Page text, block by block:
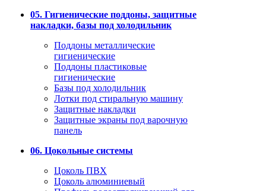
05. Гигиенические поддоны, защитные
накладки, базы под холодильник
Поддоны металлические
гигиенические
Поддоны пластиковые
гигиенические
Базы под холодильник
Лотки под стиральную машину
Защитные накладки
Защитные экраны под варочную
панель
06. Цокольные системы
Цоколь ПВХ
Цоколь алюминиевый